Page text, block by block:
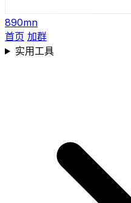
890mn
首页 加群
实用工具